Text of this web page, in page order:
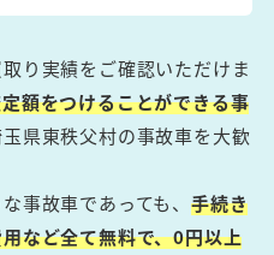
り実績をご確認いただけま
額をつけることができる事
県東秩父村の事故車を大歓
事故車であっても、手続き
など全て無料で、0円以上